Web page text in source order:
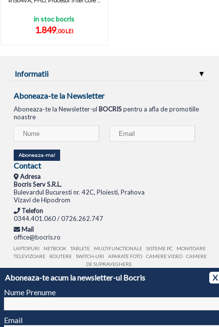
Aboneaza-te acum la newsletter-ul Bocris
X
Nume Prenume
Email
in stoc bocris
1.849,00 LEI
Informatii
Aboneaza-te la Newsletter
Aboneaza-te la Newsletter-ul BOCRISpentru a afla de promotiile
noastre
Aboneaza-ma!
Contact
Adresa
Bocris Serv S.R.L.
Bulevardul Bucuresti nr. 42C, Ploiesti, Prahova
Vizavi de Hipodrom
Telefon
0344.401.060 / 0726.262.747
Mail
office@bocris.ro
LAPTOPURI NETBOOK TABLETE MULTIFUNCTIONALE SISTEME PC
MONITOARE
TELEVIZOARE
ROUTERE SWITCH-URI APARATE FOTO CAMERE VIDEO
CAMERE
DE SUPRAVEGHERE